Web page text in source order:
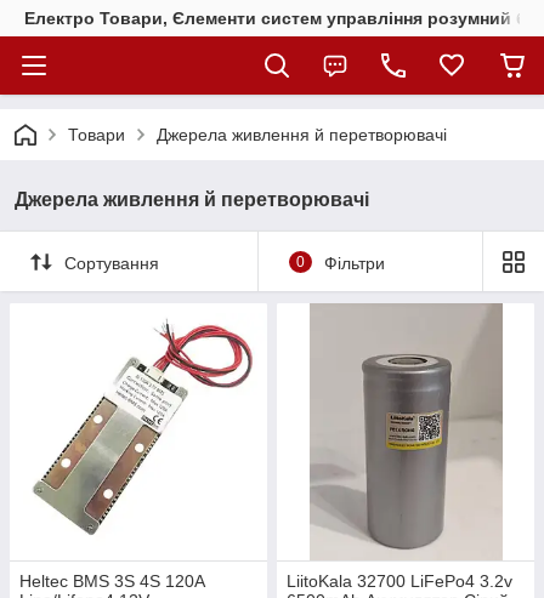
Електро Товари, Єлементи систем управління розумний
Товари Джерела живлення й перетворювачі
Джерела живлення й перетворювачі
Сортування 0 Фільтри
Heltec BMS 3S 4S 120A
LiitoKala 32700 LiFePo4 3.2v